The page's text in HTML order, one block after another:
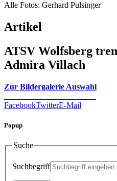
Alle Fotos: Gerhard Pulsinger
Artikel
ATSV Wolfsberg
Admira Villach
Zur Bildergalerie Auswahl
FacebookTwitterE-Mail
Popup
Suche
Suchbegriff